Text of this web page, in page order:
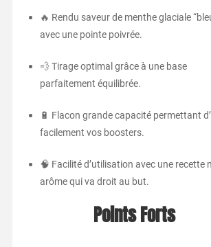
🔥 Rendu saveur de menthe glaciale
avec une pointe poivrée.
💨 Tirage optimal grâce à une base
parfaitement équilibrée.
🔋 Flacon grande capacité permettant
facilement vos boosters.
🧠 Facilité d’utilisation avec une recette
arôme qui va droit au but.
Points Forts